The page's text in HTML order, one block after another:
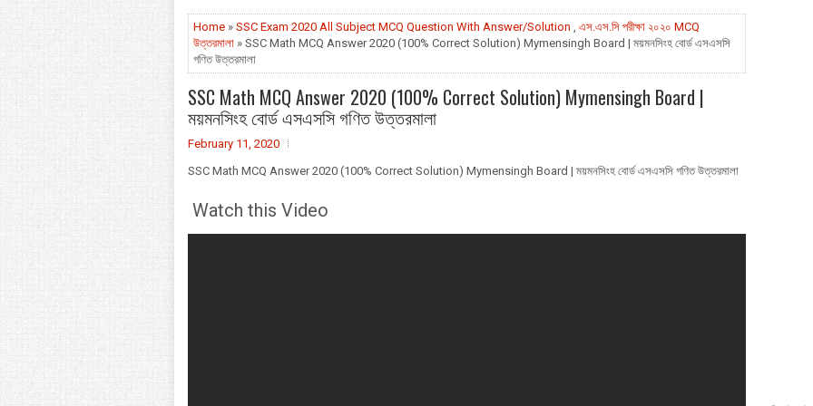
Home » SSC Exam 2020 All Subject MCQ Question With Answer/Solution , এস.এস.সি পরীক্ষা ২০২০ MCQ
উত্তরমালা » SSC Math MCQ Answer 2020 (100% Correct Solution) Mymensingh Board | ময়মনসিংহ বোর্ড এসএসসি
গণিত উত্তরমালা
SSC Math MCQ Answer 2020 (100% Correct Solution) Mymensingh Board |
ময়মনসিংহ বোর্ড এসএসসি গণিত উত্তরমালা
February 11, 2020
SSC Math MCQ Answer 2020 (100% Correct Solution) Mymensingh Board | ময়মনসিংহ বোর্ড এসএসসি গণিত উত্তরমালা
Watch this Video